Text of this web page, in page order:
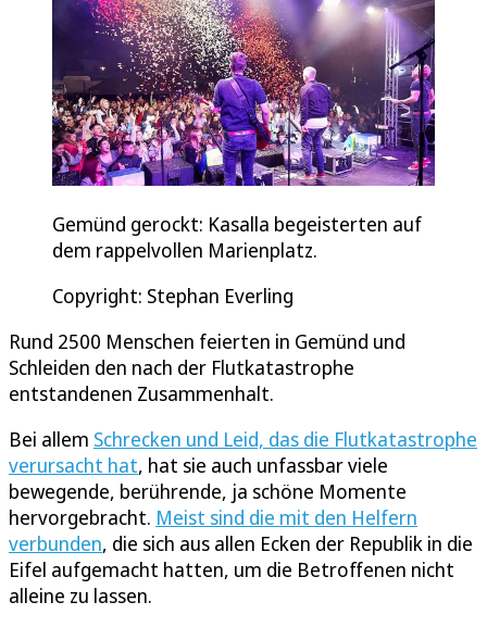
Gemünd gerockt: Kasalla begeisterten auf
dem rappelvollen Marienplatz.
Copyright: Stephan Everling
Rund 2500 Menschen feierten in Gemünd und
Schleiden den nach der Flutkatastrophe
entstandenen Zusammenhalt.
Bei allem Schrecken und Leid, das die Flutkatastrophe
verursacht hat, hat sie auch unfassbar viele
bewegende, berührende, ja schöne Momente
hervorgebracht. Meist sind die mit den Helfern
verbunden, die sich aus allen Ecken der Republik in die
Eifel aufgemacht hatten, um die Betroffenen nicht
alleine zu lassen.